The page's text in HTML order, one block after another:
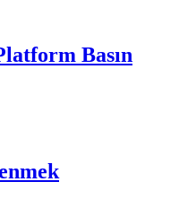
Basın